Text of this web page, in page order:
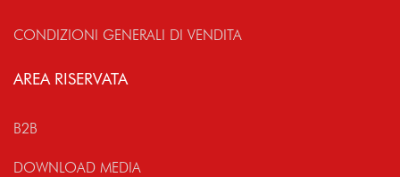
CONDIZIONI GENERALI DI VENDITA
AREA RISERVATA
B2B
DOWNLOAD MEDIA